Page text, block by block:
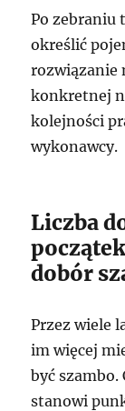
Po zebraniu
określić
rozwiązanie
konkretnej
kolejności
wykonawcy.
Liczba
dobór
Przez wiele
im więcej
być szambo.
stanowi